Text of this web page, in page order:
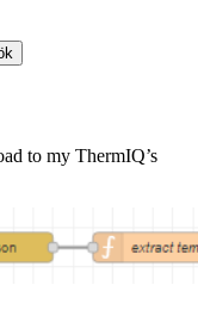
to my ThermIQ’s